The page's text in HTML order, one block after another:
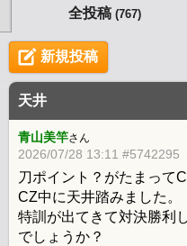
全投稿 (767)
新規投稿
天井
青山美竿さん
2026/07/28 13:11 #5742295
刀ポイント？がたまって
CZ中に天井踏みました。
特訓が出てきて対決勝利
でしょうか？